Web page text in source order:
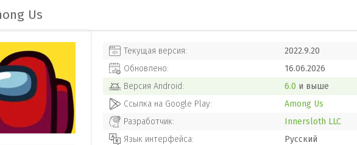
Us
Текущая версия:
2022.9.20
Обновлено:
16.06.2026
Версия Android: 6.0 и выше
Ссылка на Google Play:
Among Us
Разработчик:
Innersloth LLC
Язык интерфейса:
Русский